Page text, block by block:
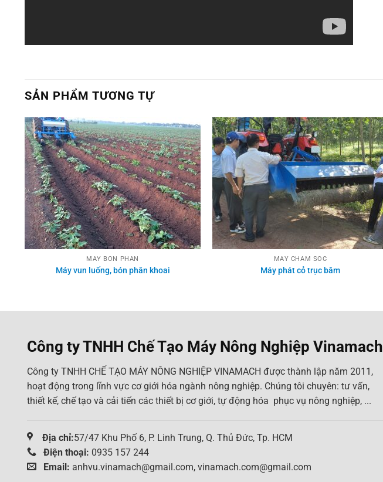
SẢN PHẨM TƯƠNG TỰ
Add to
Wishlist
MÁY BÓN PHÂN
Máy vun luống, bón phân khoai
Add to
Wishlist
MÁY CHĂM SÓC
Máy phát cỏ trục băm
Công ty TNHH Chế Tạo Máy Nông Nghiệp Vinamach
Công ty TNHH CHẾ TẠO MÁY NÔNG NGHIỆP VINAMACH được thành lập năm 2011,
hoạt động trong lĩnh vực cơ giới hóa ngành nông nghiệp. Chúng tôi chuyên: tư vấn,
thiết kế, chế tạo và cải tiến các thiết bị cơ giới, tự động hóa phục vụ nông nghiệp, ...
Địa chỉ:57/47 Khu Phố 6, P. Linh Trung, Q. Thủ Đức, Tp. HCM
Điện thoại: 0935 157 244
Email: anhvu.vinamach@gmail.com, vinamach.com@gmail.com